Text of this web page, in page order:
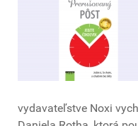
vydavateľstve Noxi